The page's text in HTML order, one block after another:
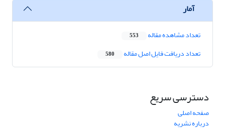
آمار
تعداد مشاهده مقاله 553
تعداد دریافت فایل اصل مقاله 580
دسترسی سریع
صفحه اصلی
درباره نشریه